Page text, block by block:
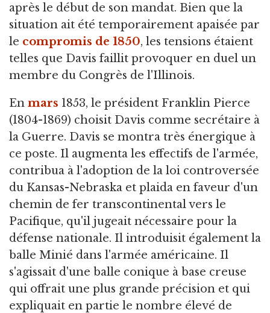
après le début de son mandat. Bien que la
situation ait été temporairement apaisée par
le compromis de 1850, les tensions étaient
telles que Davis faillit provoquer en duel un
membre du Congrès de l'Illinois.
En mars 1853, le président Franklin Pierce
(1804-1869) choisit Davis comme secrétaire à
la Guerre. Davis se montra très énergique à
ce poste. Il augmenta les effectifs de l'armée,
contribua à l'adoption de la loi controversée
du Kansas-Nebraska et plaida en faveur d'un
chemin de fer transcontinental vers le
Pacifique, qu'il jugeait nécessaire pour la
défense nationale. Il introduisit également la
balle Minié dans l'armée américaine. Il
s'agissait d'une balle conique à base creuse
qui offrait une plus grande précision et qui
expliquait en partie le nombre élevé de